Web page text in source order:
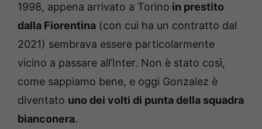
1998, appena arrivato a Torino in prestito
dalla Fiorentina (con cui ha un contratto dal
2021) sembrava essere particolarmente
vicino a passare all’Inter. Non è stato così,
come sappiamo bene, e oggi Gonzalez è
diventato uno dei volti di punta della squadra
bianconera.